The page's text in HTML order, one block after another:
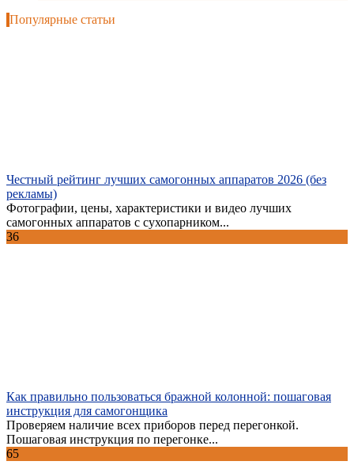
Популярные статьи
Честный рейтинг лучших самогонных аппаратов 2026 (без
рекламы)
Фотографии, цены, характеристики и видео лучших
самогонных аппаратов с сухопарником...
36
Как правильно пользоваться бражной колонной: пошаговая
инструкция для самогонщика
Проверяем наличие всех приборов перед перегонкой.
Пошаговая инструкция по перегонке...
65